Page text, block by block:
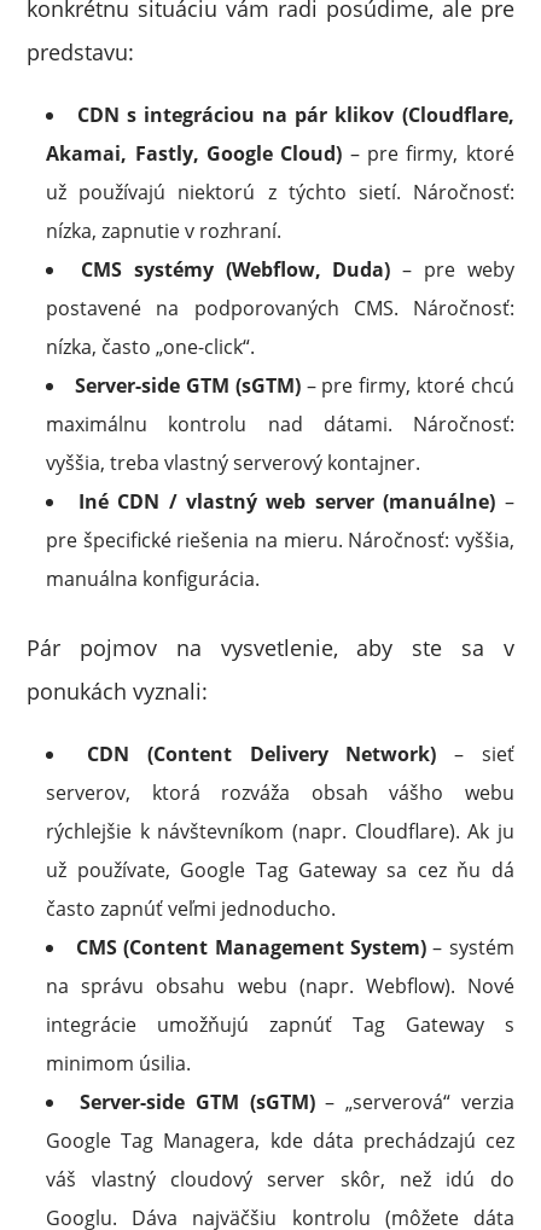
konkrétnu situáciu vám radi posúdime, ale pre
predstavu:
CDN s integráciou na pár klikov (Cloudflare,
Akamai, Fastly, Google Cloud) – pre firmy, ktoré
už používajú niektorú z týchto sietí. Náročnosť:
nízka, zapnutie v rozhraní.
CMS systémy (Webflow, Duda) – pre weby
postavené na podporovaných CMS. Náročnosť:
nízka, často „one-click“.
Server-side GTM (sGTM)– pre firmy, ktoré chcú
maximálnu kontrolu nad dátami. Náročnosť:
vyššia, treba vlastný serverový kontajner.
Iné CDN / vlastný web server (manuálne) –
pre špecifické riešenia na mieru. Náročnosť: vyššia,
manuálna konfigurácia.
Pár pojmov na vysvetlenie, aby ste sa v
ponukách vyznali:
CDN (Content Delivery Network) – sieť
serverov, ktorá rozváža obsah vášho webu
rýchlejšie k návštevníkom (napr. Cloudflare). Ak ju
už používate, Google Tag Gateway sa cez ňu dá
často zapnúť veľmi jednoducho.
CMS (Content Management System)– systém
na správu obsahu webu (napr. Webflow). Nové
integrácie umožňujú zapnúť Tag Gateway s
minimom úsilia.
Server-side GTM (sGTM)– „serverová“ verzia
Google Tag Managera, kde dáta prechádzajú cez
váš vlastný cloudový server skôr, než idú do
Googlu. Dáva najväčšiu kontrolu (môžete dáta